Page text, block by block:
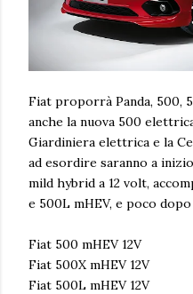
Fiat proporrà Panda, 500,
anche la nuova 500
Giardiniera elettrica e la
ad esordire saranno a
mild hybrid a 12 volt,
e 500L mHEV, e poco
Fiat 500 mHEV 12V
Fiat 500X mHEV 12V
Fiat 500L mHEV 12V